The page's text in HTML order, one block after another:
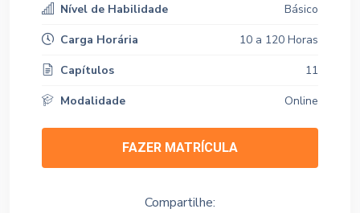
Nível de Habilidade
Básico
Carga Horária
10 a 120 Horas
Capítulos
11
Modalidade
Online
FAZER MATRÍCULA
Compartilhe: